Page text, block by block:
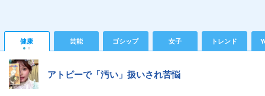
健康 芸能 ゴシップ 女子 トレンド
アトピーで「汚い」扱いされ苦悩